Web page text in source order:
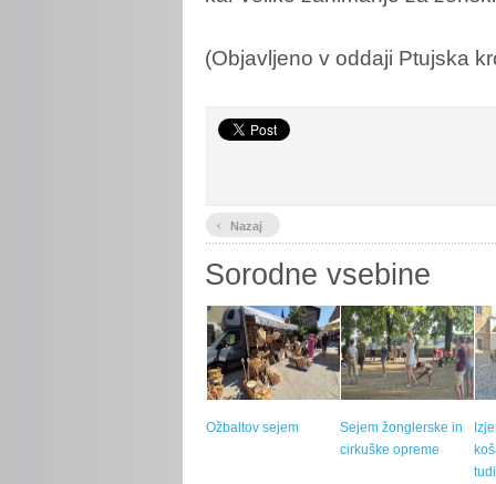
(Objavljeno v oddaji Ptujska
‹ Nazaj
Sorodne vsebine
Ožbaltov sejem
Sejem žonglerske in
cirkuške opreme